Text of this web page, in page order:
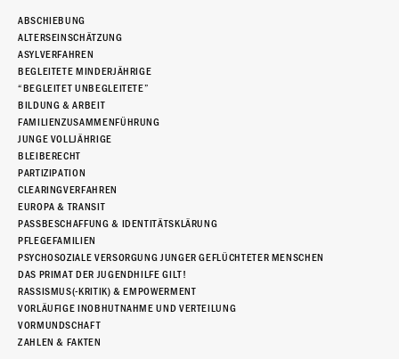
ABSCHIEBUNG
ALTERSEINSCHÄTZUNG
ASYLVERFAHREN
BEGLEITETE MINDERJÄHRIGE
“BEGLEITET UNBEGLEITETE”
BILDUNG & ARBEIT
FAMILIENZUSAMMENFÜHRUNG
JUNGE VOLLJÄHRIGE
BLEIBERECHT
PARTIZIPATION
CLEARINGVERFAHREN
EUROPA & TRANSIT
PASSBESCHAFFUNG & IDENTITÄTSKLÄRUNG
PFLEGEFAMILIEN
PSYCHOSOZIALE VERSORGUNG JUNGER GEFLÜCHTETER MENSCHEN
DAS PRIMAT DER JUGENDHILFE GILT!
RASSISMUS(-KRITIK) & EMPOWERMENT
VORLÄUFIGE INOBHUTNAHME UND VERTEILUNG
VORMUNDSCHAFT
ZAHLEN & FAKTEN